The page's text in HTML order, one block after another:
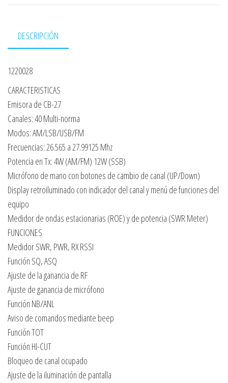
DESCRIPCIÓN
1220028
CARACTERISTICAS
Emisora de CB-27
Canales: 40 Multi-norma
Modos: AM/LSB/USB/FM
Frecuencias: 26.565 a 27.99125 Mhz
Potencia en Tx: 4W (AM/FM) 12W (SSB)
Micrófono de mano con botones de cambio de canal (UP/Down)
Display retroiluminado con indicador del canal y menú de funciones del
equipo
Medidor de ondas estacionarias (ROE) y de potencia (SWR Meter)
FUNCIONES
Medidor SWR, PWR, RX RSSI
Función SQ, ASQ
Ajuste de la ganancia de RF
Ajuste de ganancia de micrófono
Función NB/ANL
Aviso de comandos mediante beep
Función TOT
Función HI-CUT
Bloqueo de canal ocupado
Ajuste de la iluminación de pantalla